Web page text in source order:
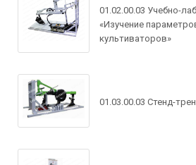
01.02.00.03 Учебно-
«Изучение
культиваторов»
01.03.00.03 Стенд-
Ваше имя*
Ваш e-mail*
Товар*
Ваш e-mail*
Товар*
Ваш e-mail*
Товар*